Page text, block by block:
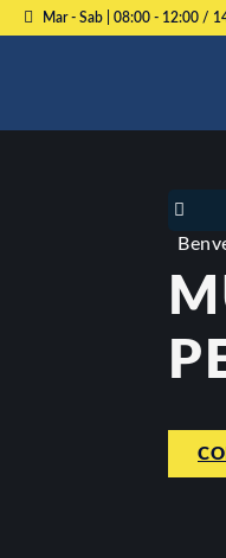
Mar - Sab | 08:00 - 12:00 /